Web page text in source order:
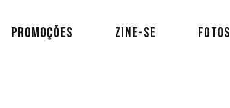
PROMOÇÕES ZINE-SE FOTOS